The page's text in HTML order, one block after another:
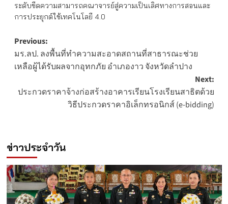
ระดับขีดความสามารถคณาจารย์สู่ความเป็นเลิศทางการสอนและ
การประยุกต์ใช้เทคโนโลยี 4.0
Post
navigation
Previous:
มร.ลป. ลงพื้นที่ทำความสะอาดสถานที่สาธารณะช่วย
เหลือผู้ได้รับผลจากอุทกภัย อำเภองาว จังหวัดลำปาง
Next:
ประกวดราคาจ้างก่อสร้างอาคารเรียนโรงเรียนสาธิตด้วย
วิธีประกวดราคาอิเล็กทรอนิกส์ (e-bidding)
ข่าวประจำวัน